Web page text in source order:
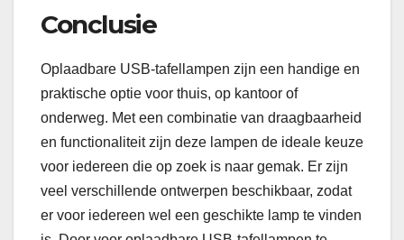
Conclusie
Oplaadbare USB-tafellampen zijn een handige en
praktische optie voor thuis, op kantoor of
onderweg. Met een combinatie van draagbaarheid
en functionaliteit zijn deze lampen de ideale keuze
voor iedereen die op zoek is naar gemak. Er zijn
veel verschillende ontwerpen beschikbaar, zodat
er voor iedereen wel een geschikte lamp te vinden